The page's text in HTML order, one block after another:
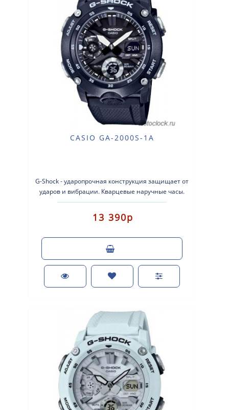
CASIO GA-2000S-1A
G-Shock - ударопрочная конструкция защищает от
ударов и вибрации. Кварцевые наручные часы.
Экран: Стрелки + электроник..
13 390р